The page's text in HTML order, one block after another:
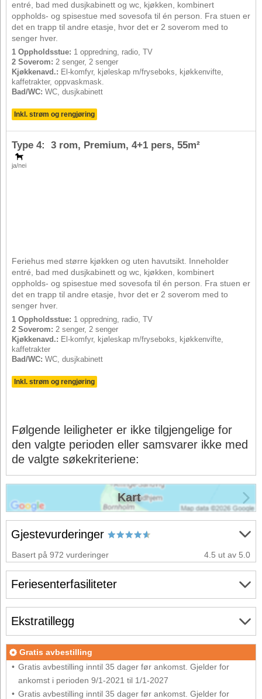
1 Oppholdsstue: 1 oppredning, radio, TV
2 Soverom: 2 senger, 2 senger
Kjøkkenavd.: El-komfyr, kjøleskap m/fryseboks, kjøkkenvifte,
kaffetrakter, oppvaskmask.
Bad/WC: WC, dusjkabinett
entré, bad med dusjkabinett og wc, kjøkken, kombinert
oppholds- og spisestue med sovesofa til én person. Fra stuen er
det en trapp til andre etasje, hvor det er 2 soverom med to
senger hver.
Inkl. strøm og rengjøring
ja/nei
Type 4: 3 rom, Premium, 4+1 pers, 55m²
1 Oppholdsstue: 1 oppredning, radio, TV
2 Soverom: 2 senger, 2 senger
Kjøkkenavd.: El-komfyr, kjøleskap m/fryseboks, kjøkkenvifte,
kaffetrakter
Bad/WC: WC, dusjkabinett
Feriehus med større kjøkken og uten havutsikt. Inneholder
entré, bad med dusjkabinett og wc, kjøkken, kombinert
oppholds- og spisestue med sovesofa til én person. Fra stuen er
det en trapp til andre etasje, hvor det er 2 soverom med to
senger hver.
Inkl. strøm og rengjøring
Følgende leiligheter er ikke tilgjengelige for
den valgte perioden eller samsvarer ikke med
de valgte søkekriteriene:
Gjestevurderinger
Basert på 972 vurderinger 4.5 ut av 5.0
Feriesenterfasiliteter
Ekstratillegg
Gratis avbestilling
Gratis avbestilling inntil 35 dager før ankomst. Gjelder for
ankomst i perioden 9/1-2021 til 1/1-2027
Gratis avbestilling inntil 35 dager før ankomst. Gjelder for
Kart